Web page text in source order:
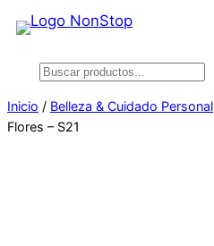
Saltar
contenido
Buscar
Inicio / Belleza & Cuidado Personal
Flores – S21